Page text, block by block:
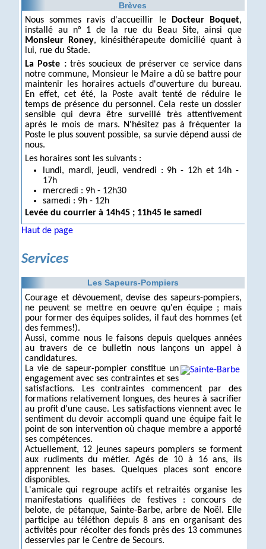
Brèves
Nous sommes ravis d'accueillir le Docteur Boquet,
installé au n° 1 de la rue du Beau Site, ainsi que
Monsieur Roney, kinésithérapeute domicilié quant à
lui, rue du Stade.
La Poste :très soucieux de préserver ce service dans
notre commune, Monsieur le Maire a dû se battre pour
maintenir les horaires actuels d'ouverture du bureau.
En effet, cet été, la Poste avait tenté de réduire le
temps de présence du personnel. Cela reste un dossier
sensible qui devra être surveillé très attentivement
après le mois de mars. N'hésitez pas à fréquenter la
Poste le plus souvent possible, sa survie dépend aussi de
nous.
Les horaires sont les suivants :
lundi, mardi, jeudi, vendredi : 9h - 12h et 14h -
17h
mercredi : 9h - 12h30
samedi : 9h - 12h
Levée du courrier à 14h45 ; 11h45 le samedi
Haut de page
Services
Les Sapeurs-Pompiers
Courage et dévouement, devise des sapeurs-pompiers,
ne peuvent se mettre en oeuvre qu'en équipe ; mais
pour former des équipes solides, il faut des hommes (et
des femmes!).
Aussi, comme nous le faisons depuis quelques années
au travers de ce bulletin nous lançons un appel à
candidatures.
La vie de sapeur-pompier constitue un
engagement avec ses contraintes et ses
satisfactions. Les contraintes commencent par des
formations relativement longues, des heures à sacrifier
au profit d'une cause. Les satisfactions viennent avec le
sentiment du devoir accompli quand une équipe fait le
point de son intervention où chaque membre a apporté
ses compétences.
Actuellement, 12 jeunes sapeurs pompiers se forment
aux rudiments du métier. Agés de 10 à 16 ans, ils
apprennent les bases. Quelques places sont encore
disponibles.
L'amicale qui regroupe actifs et retraités organise les
manifestations qualifiées de festives : concours de
belote, de pétanque, Sainte-Barbe, arbre de Noël. Elle
participe au téléthon depuis 8 ans en organisant des
activités pour récolter des fonds près des 13 communes
desservies par le Centre de Secours.